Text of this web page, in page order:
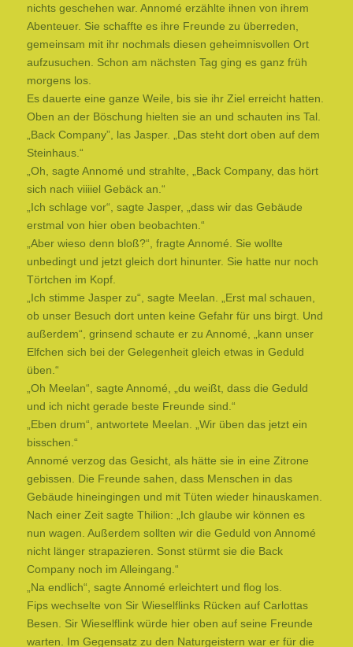
nichts geschehen war. Annomé erzählte ihnen von ihrem
Abenteuer. Sie schaffte es ihre Freunde zu überreden,
gemeinsam mit ihr nochmals diesen geheimnisvollen Ort
aufzusuchen. Schon am nächsten Tag ging es ganz früh
morgens los.
Es dauerte eine ganze Weile, bis sie ihr Ziel erreicht hatten.
Oben an der Böschung hielten sie an und schauten ins Tal.
„Back Company”, las Jasper. „Das steht dort oben auf dem
Steinhaus.“
„Oh, sagte Annomé und strahlte, „Back Company, das hört
sich nach viiiiel Gebäck an.“
„Ich schlage vor“, sagte Jasper, „dass wir das Gebäude
erstmal von hier oben beobachten.“
„Aber wieso denn bloß?“, fragte Annomé. Sie wollte
unbedingt und jetzt gleich dort hinunter. Sie hatte nur noch
Törtchen im Kopf.
„Ich stimme Jasper zu“, sagte Meelan. „Erst mal schauen,
ob unser Besuch dort unten keine Gefahr für uns birgt. Und
außerdem“, grinsend schaute er zu Annomé, „kann unser
Elfchen sich bei der Gelegenheit gleich etwas in Geduld
üben.“
„Oh Meelan“, sagte Annomé, „du weißt, dass die Geduld
und ich nicht gerade beste Freunde sind.“
„Eben drum“, antwortete Meelan. „Wir üben das jetzt ein
bisschen.“
Annomé verzog das Gesicht, als hätte sie in eine Zitrone
gebissen. Die Freunde sahen, dass Menschen in das
Gebäude hineingingen und mit Tüten wieder hinauskamen.
Nach einer Zeit sagte Thilion: „Ich glaube wir können es
nun wagen. Außerdem sollten wir die Geduld von Annomé
nicht länger strapazieren. Sonst stürmt sie die Back
Company noch im Alleingang.“
„Na endlich“, sagte Annomé erleichtert und flog los.
Fips wechselte von Sir Wieselflinks Rücken auf Carlottas
Besen. Sir Wieselflink würde hier oben auf seine Freunde
warten. Im Gegensatz zu den Naturgeistern war er für die